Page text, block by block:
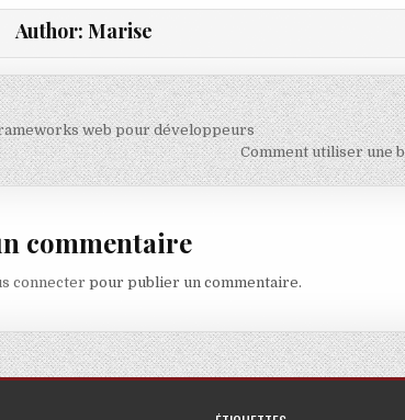
Author: Marise
de l’article
web pour développeurs
Comment utiliser une
commentaire
connecter pour publier un commentaire.